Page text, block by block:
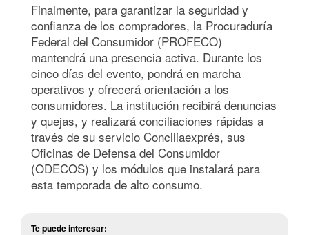
Finalmente, para garantizar la seguridad y
confianza de los compradores, la Procuraduría
Federal del Consumidor (PROFECO)
mantendrá una presencia activa. Durante los
cinco días del evento, pondrá en marcha
operativos y ofrecerá orientación a los
consumidores. La institución recibirá denuncias
y quejas, y realizará conciliaciones rápidas a
través de su servicio Conciliaexprés, sus
Oficinas de Defensa del Consumidor
(ODECOS) y los módulos que instalará para
esta temporada de alto consumo.
Te puede interesar: